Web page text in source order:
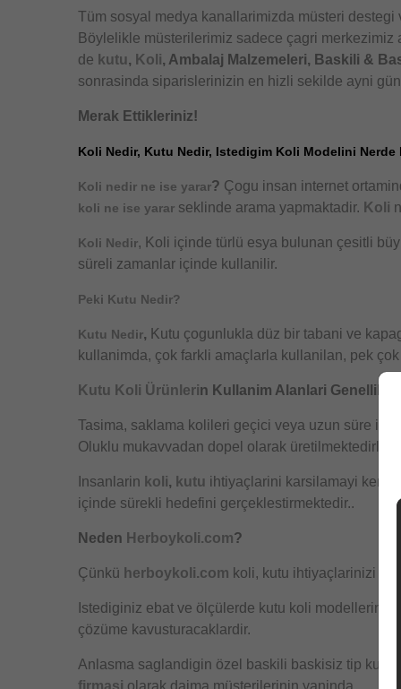
Tüm sosyal medya kanallarimizda müsteri
Böylelikle müsterilerimiz sadece çagri
de kutu, Koli, Ambalaj Malzemeleri, Baskili &
sonrasinda siparislerinizin en hizli sekilde ayni
Merak Ettikleriniz!
Koli Nedir, Kutu Nedir, Istedigim Koli Modelini
Koli nedir ne ise yarar? Çogu insan internet
koli ne ise yarar seklinde arama yapmaktadir. Koli
Koli Nedir, Koli içinde türlü esya bulunan çesitli
süreli zamanlar içinde kullanilir.
Peki Kutu Nedir?
Kutu Nedir, Kutu çogunlukla düz bir tabani ve
kullanimda, çok farkli amaçlarla kullanilan, pek
Kutu Koli Ürünlerin Kullanim Alanlari Genellikle
Tasima, saklama kolileri geçici veya uzun süre ile
Oluklu mukavvadan dopel olarak
Insanlarin koli, kutu ihtiyaçlarini karsilamayi
içinde sürekli hedefini gerçeklestirmektedir..
Neden Herboykoli.com?
Çünkü herboykoli.com koli, kutu ihtiyaçlarinizi
Istediginiz ebat ve ölçülerde kutu koli modellerini
çözüme kavusturacaklardir.
Anlasma saglandigin özel baskili baskisiz tip kutu
firmasi olarak daima müsterilerinin yaninda.